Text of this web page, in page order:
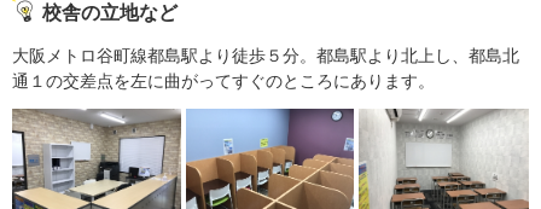
校舎の立地など
大阪メトロ谷町線都島駅より徒歩５分。都島駅より北上し、都島北
通１の交差点を左に曲がってすぐのところにあります。